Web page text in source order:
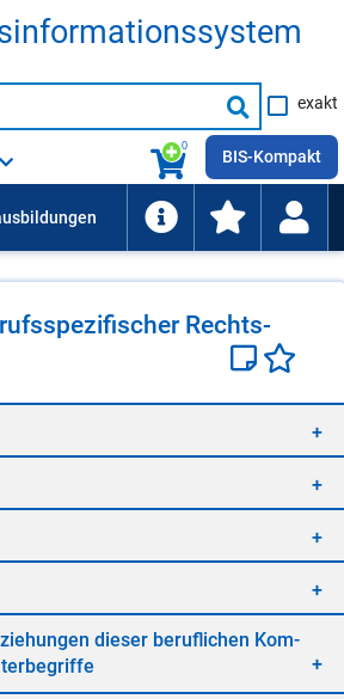
Suche
starten
exakt
0
BIS-Kompakt
Rechts­
die­ser be­ruf­li­chen Kom­